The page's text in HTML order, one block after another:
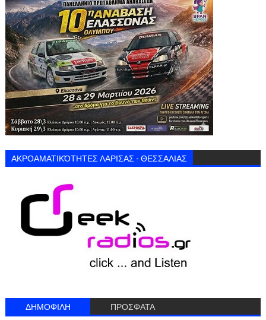
ΑΚΡΟΑΜΑΤΙΚΌΤΗΤΕΣ ΛΑΡΙΣΑΣ - ΘΕΣΣΑΛΙΑΣ
ΔΗΜΟΦΙΛΗ ΠΡΟΣΦΑΤΑ